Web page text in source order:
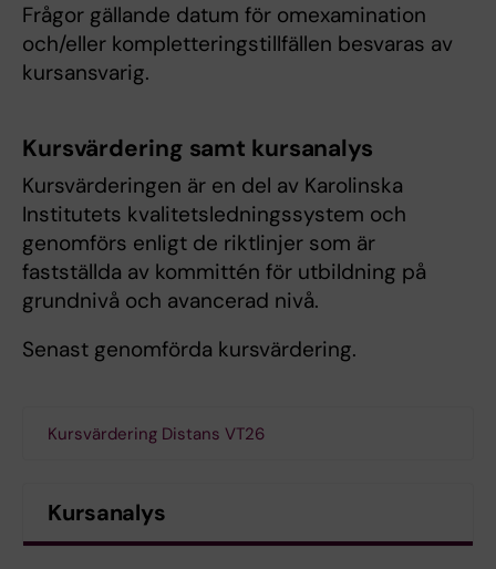
Frågor gällande datum för omexamination
och/eller kompletteringstillfällen besvaras av
kursansvarig.
Kursvärdering samt kursanalys
Kursvärderingen är en del av Karolinska
Institutets kvalitetsledningssystem och
genomförs enligt de riktlinjer som är
fastställda av kommittén för utbildning på
grundnivå och avancerad nivå.
Senast genomförda kursvärdering.
Kursvärdering Distans VT26
Kursanalys